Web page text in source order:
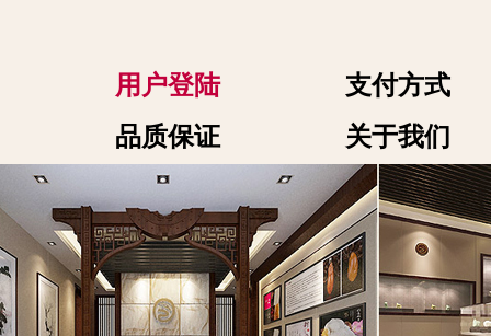
用户登陆
支付方式
品质保证
关于我们